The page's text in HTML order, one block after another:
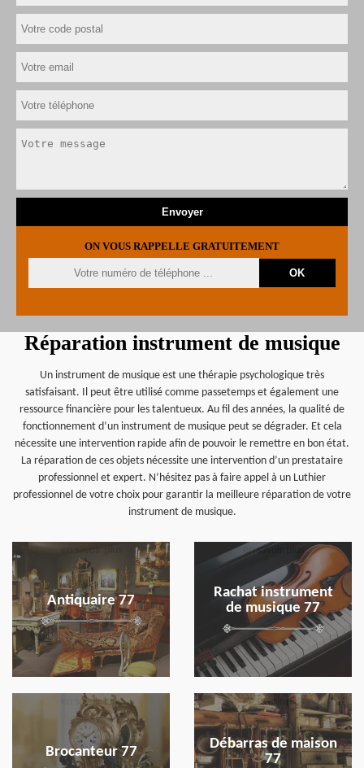
ON VOUS RAPPELLE GRATUITEMENT
Réparation instrument de musique
Un instrument de musique est une thérapie psychologique très
satisfaisant. Il peut être utilisé comme passetemps et également une
ressource financière pour les talentueux. Au fil des années, la qualité de
fonctionnement d’un instrument de musique peut se dégrader. Et cela
nécessite une intervention rapide afin de pouvoir le remettre en bon état.
La réparation de ces objets nécessite une intervention d’un prestataire
professionnel et expert. N’hésitez pas à faire appel à un Luthier
professionnel de votre choix pour garantir la meilleure réparation de votre
instrument de musique.
Antiquaire 77
en savoir plus
Rachat instrument
de musique 77
en savoir plus
Brocanteur 77
en savoir plus
Débarras de maison
77
en savoir plus